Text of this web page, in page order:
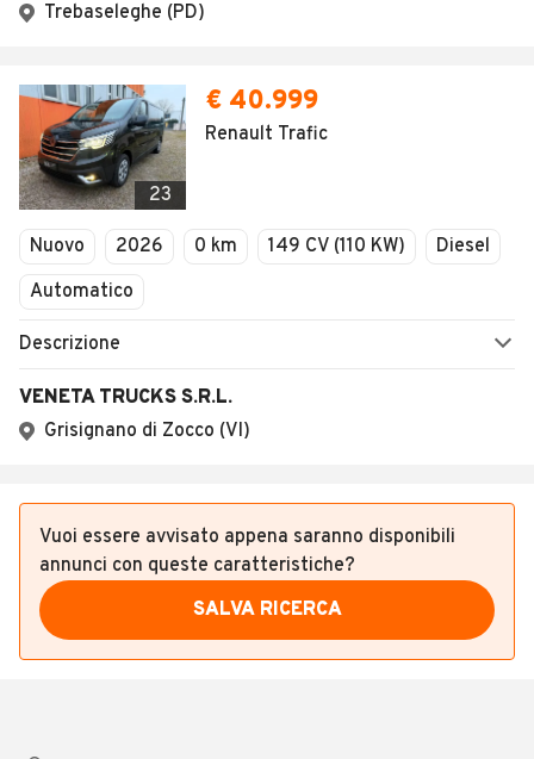
Trebaseleghe (PD)
23
€ 40.999
Renault Trafic
Nuovo 2026 0 km 149 CV (110 KW)
Diesel
Automatico
Descrizione
VENETA TRUCKS S.R.L.
Grisignano di Zocco (VI)
Vuoi essere avvisato appena saranno disponibili
annunci con queste caratteristiche?
SALVA RICERCA